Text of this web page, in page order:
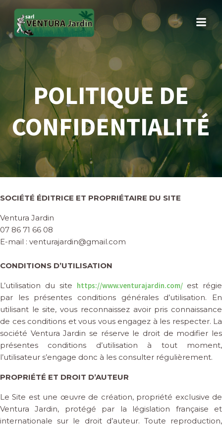
au
contenu
POLITIQUE DE
CONFIDENTIALITÉ
SOCIÉTÉ ÉDITRICE ET PROPRIÉTAIRE DU SITE
Ventura Jardin
07 86 71 66 08
E-mail : venturajardin@gmail.com
CONDITIONS D’UTILISATION
L’utilisation du site https://www.venturajardin.com/ est régie
par les présentes conditions générales d’utilisation. En
utilisant le site, vous reconnaissez avoir pris connaissance
de ces conditions et vous vous engagez à les respecter. La
société Ventura Jardin se réserve le droit de modifier les
présentes conditions d’utilisation à tout moment,
l’utilisateur s’engage donc à les consulter régulièrement.
PROPRIÉTÉ ET DROIT D’AUTEUR
Le Site est une œuvre de création, propriété exclusive de
Ventura Jardin, protégé par la législation française et
internationale sur le droit d’auteur. Toute reproduction,